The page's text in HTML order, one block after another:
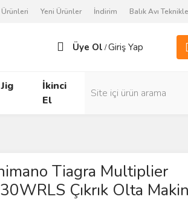
Ürünleri Yeni Ürünler İndirim Balık Avı
Üye Ol /Giriş Yap
İkinci
El
Tiagra Multiplier
Çıkrık Olta